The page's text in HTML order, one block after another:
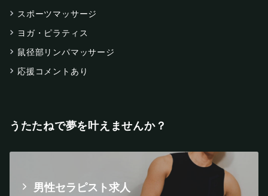
スポーツマッサージ
ヨガ・ピラティス
鼠径部リンパマッサージ
応援コメントあり
うたたねで夢を叶えませんか？
男性セラピスト求人